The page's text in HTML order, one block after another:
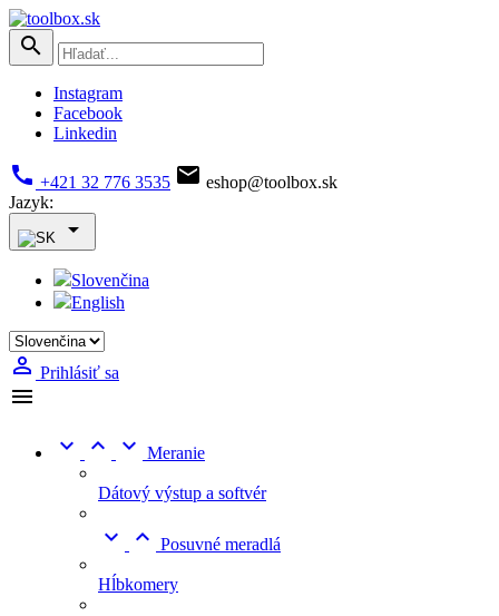

Instagram
Facebook
Linkedin
 +421 32 776 3535  eshop@toolbox.sk
Jazyk:

Slovenčina
English
 Prihlásiť sa


  Meranie
Dátový výstup a softvér
  Posuvné meradlá
Hĺbkomery